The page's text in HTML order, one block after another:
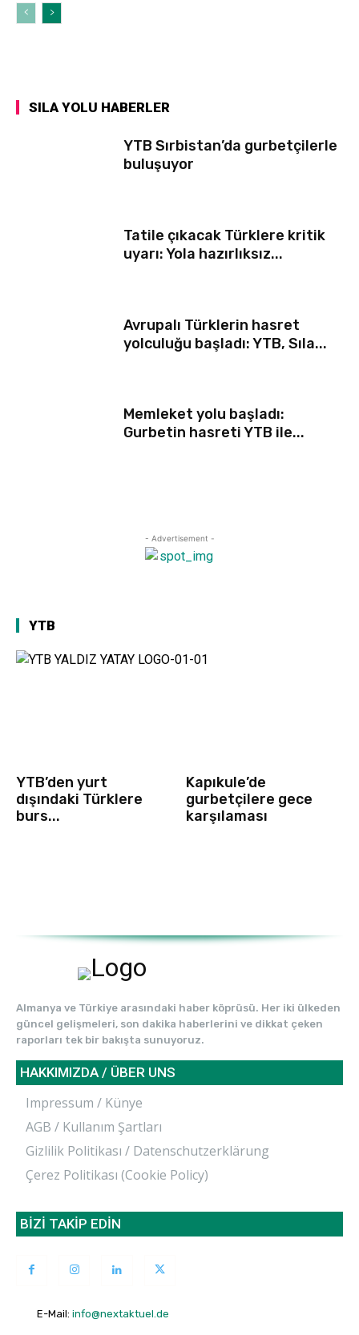
SILA YOLU HABERLER
YTB Sırbistan’da gurbetçilerle
buluşuyor
Tatile çıkacak Türklere kritik
uyarı: Yola hazırlıksız...
Avrupalı Türklerin hasret
yolculuğu başladı: YTB, Sıla...
Memleket yolu başladı:
Gurbetin hasreti YTB ile...
- Advertisement -
YTB
YTB’den yurt
dışındaki Türklere
burs...
Kapıkule’de
gurbetçilere gece
karşılaması
Almanya ve Türkiye arasındaki haber köprüsü. Her iki ülkeden
güncel gelişmeleri, son dakika haberlerini ve dikkat çeken
raporları tek bir bakışta sunuyoruz.
HAKKIMIZDA / ÜBER UNS
Impressum / Künye
AGB / Kullanım Şartları
Gizlilik Politikası / Datenschutzerklärung
Çerez Politikası (Cookie Policy)
BİZİ TAKİP EDİN
E-Mail: info@nextaktuel.de